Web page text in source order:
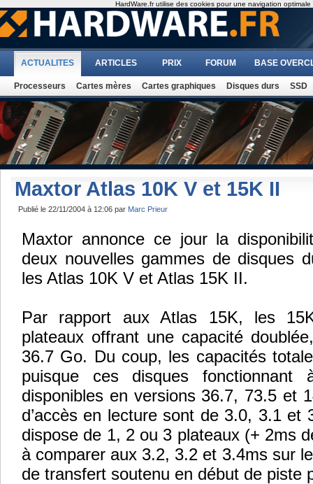
ACTUALITES ARTICLES PRIX FORUM BASE
Processeurs Cartes mères Cartes graphiques Disques durs SSD
Maxtor Atlas 10K V et 15K II
Publié le 22/11/2004 à 12:06 par Marc Prieur
Maxtor annonce ce jour la
deux nouvelles gammes de disques
les Atlas 10K V et Atlas 15K II.
Par rapport aux Atlas 15K, les
plateaux offrant une capacité
36.7 Go. Du coup, les capacités
puisque ces disques
disponibles en versions 36.7, 73.5 et
d’accès en lecture sont de 3.0, 3.1 et
dispose de 1, 2 ou 3 plateaux (+ 2ms
à comparer aux 3.2, 3.2 et 3.4ms sur
de transfert soutenu en début de piste
HardWare.fr utilise des cookies pour une navigation